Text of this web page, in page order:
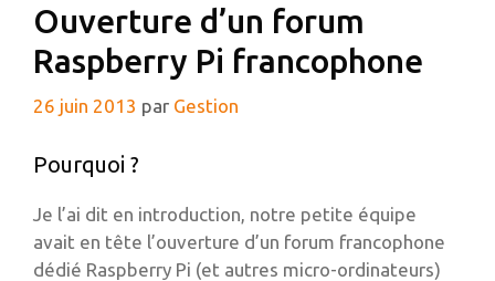
Ouverture d’un forum
Raspberry Pi francophone
26 juin 2013 par Gestion
Pourquoi ?
Je l’ai dit en introduction, notre petite équipe
avait en tête l’ouverture d’un forum francophone
dédié Raspberry Pi (et autres micro-ordinateurs)